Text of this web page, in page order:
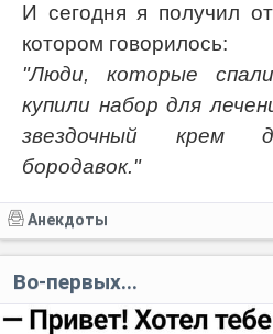
И сегодня я получил
котором говорилось:
"Люди, которые
купили набор для
звездочный крем
бородавок."
Анекдоты
Во-первых...